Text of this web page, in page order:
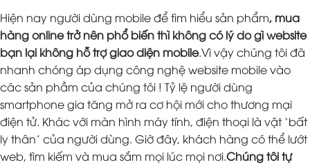
Hiện nay người dùng mobile để tìm hiểu sản phẩm, mua
hàng online trở nên phổ biến thì không có lý do gì website
bạn lại không hỗ trợ giao diện mobile.Vì vậy chúng tôi đã
nhanh chóng áp dụng công nghệ website mobile vào
các sản phầm của chúng tôi ! Tỷ lệ người dùng
smartphone gia tăng mở ra cơ hội mới cho thương mại
điện tử. Khác với màn hình máy tính, điện thoại là vật ‘bất
ly thân’ của người dùng. Giờ đây, khách hàng có thể lướt
web, tìm kiếm và mua sắm mọi lúc mọi nơi.Chúng tôi tự